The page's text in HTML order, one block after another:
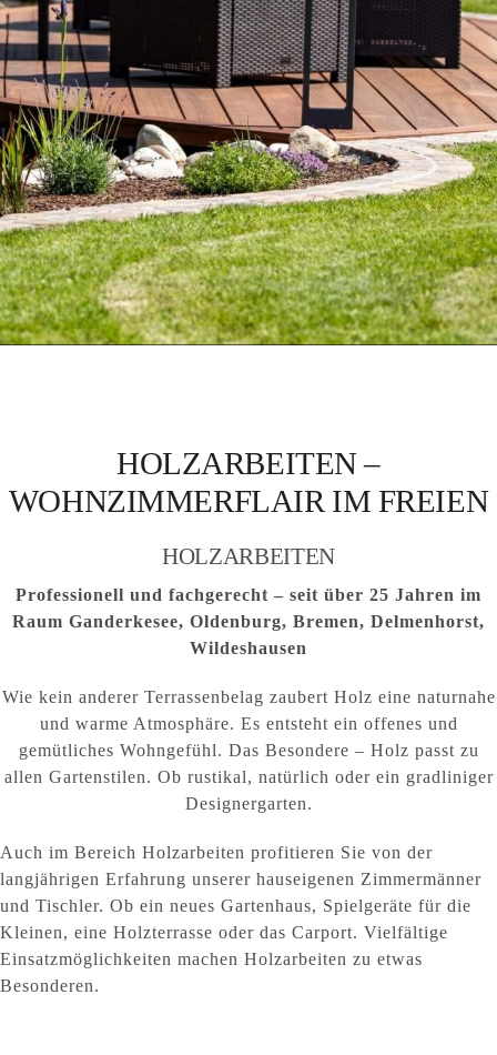
Kontakt
HOLZARBEITEN –
WOHNZIMMERFLAIR IM FREIEN
HOLZARBEITEN
Professionell und fachgerecht – seit über 25 Jahren im
Raum Ganderkesee, Oldenburg, Bremen, Delmenhorst,
Wildeshausen
Wie kein anderer Terrassenbelag zaubert Holz eine naturnahe
und warme Atmosphäre. Es entsteht ein offenes und
gemütliches Wohngefühl. Das Besondere – Holz passt zu
allen Gartenstilen. Ob rustikal, natürlich oder ein gradliniger
Designergarten.
Auch im Bereich Holzarbeiten profitieren Sie von der
langjährigen Erfahrung unserer hauseigenen Zimmermänner
und Tischler. Ob ein neues Gartenhaus, Spielgeräte für die
Kleinen, eine Holzterrasse oder das Carport. Vielfältige
Einsatzmöglichkeiten machen Holzarbeiten zu etwas
Besonderen.